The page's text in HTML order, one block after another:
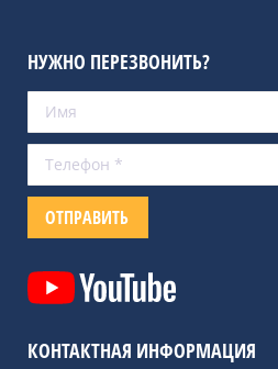
НУЖНО ПЕРЕЗВОНИТЬ?
КОНТАКТНАЯ ИНФОРМАЦИЯ